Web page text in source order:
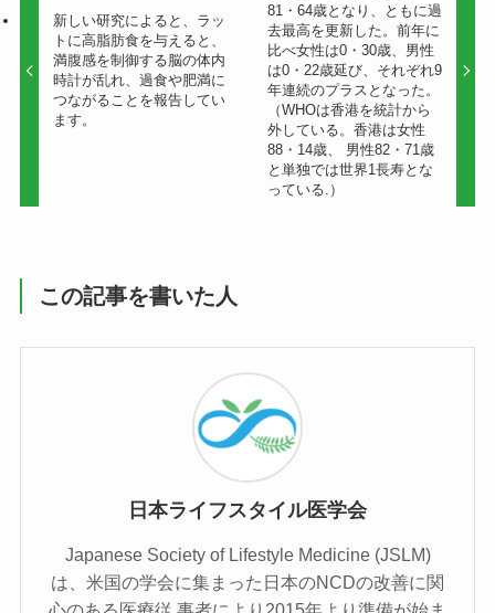
新しい研究によると、ラッ
トに高脂肪食を与えると、
満腹感を制御する脳の体内
時計が乱れ、過食や肥満に
つながることを報告してい
ます。
81・64歳となり、ともに過
去最高を更新した。前年に
比べ女性は0・30歳、男性
は0・22歳延び、それぞれ9
年連続のプラスとなった。
（WHOは香港を統計から
外している。香港は女性
88・14歳、 男性82・71歳
と単独では世界1長寿とな
っている.）
この記事を書いた人
日本ライフスタイル医学会
Japanese Society of Lifestyle Medicine (JSLM)
は、⽶国の学会に集まった⽇本のNCDの改善に関